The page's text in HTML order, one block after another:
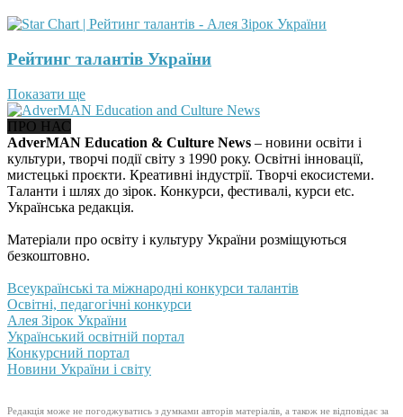
Рейтинг талантів України
Показати ще
ПРО НАС
AdverMAN Education & Culture News – новини освіти і
культури, творчі події світу з 1990 року. Освітні інновації,
мистецькі проєкти. Креативні індустрії. Творчі екосистеми.
Таланти і шлях до зірок. Конкурси, фестивалі, курси etc.
Українська редакція.
Матеріали про освіту і культуру України розміщуються
безкоштовно.
Всеукраїнські та міжнародні конкурси талантів
Освітні, педагогічні конкурси
Алея Зірок України
Український освітній портал
Конкурсний портал
Новини України і світу
Редакція може не погоджуватись з думками авторів матеріалів, а також не відповідає за